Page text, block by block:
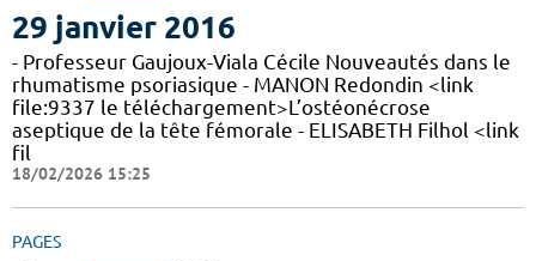
29 janvier 2016
- Professeur Gaujoux-Viala Cécile Nouveautés dans le
rhumatisme psoriasique - MANON Redondin <link
file:9337 le téléchargement>L’ostéonécrose
aseptique de la tête fémorale - ELISABETH Filhol <link
fil
18/02/2026 15:25
PAGES